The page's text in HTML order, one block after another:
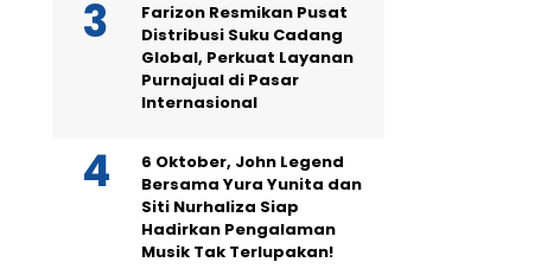
Farizon Resmikan Pusat
Distribusi Suku Cadang
Global, Perkuat Layanan
Purnajual di Pasar
Internasional
6 Oktober, John Legend
Bersama Yura Yunita dan
Siti Nurhaliza Siap
Hadirkan Pengalaman
Musik Tak Terlupakan!